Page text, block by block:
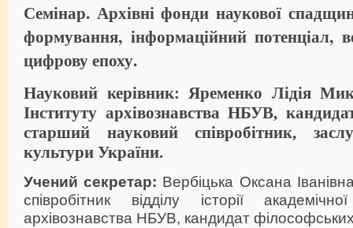
Семінар. Архівні фонди наукової
формування, інформаційний потенціал,
цифрову епоху.
Науковий керівник: Яременко Лідія
Інституту архівознавства НБУВ,
старший науковий співробітник,
культури України.
Учений секретар: Вербіцька Оксана
співробітник відділу історії
архівознавства НБУВ, кандидат